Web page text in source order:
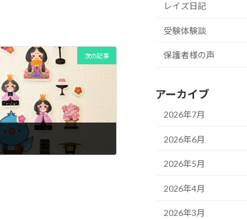
次の記事
レイズ日記
受験体験談
保護者様の声
アーカイブ
2026年7月
2026年6月
2026年5月
2026年4月
2026年3月